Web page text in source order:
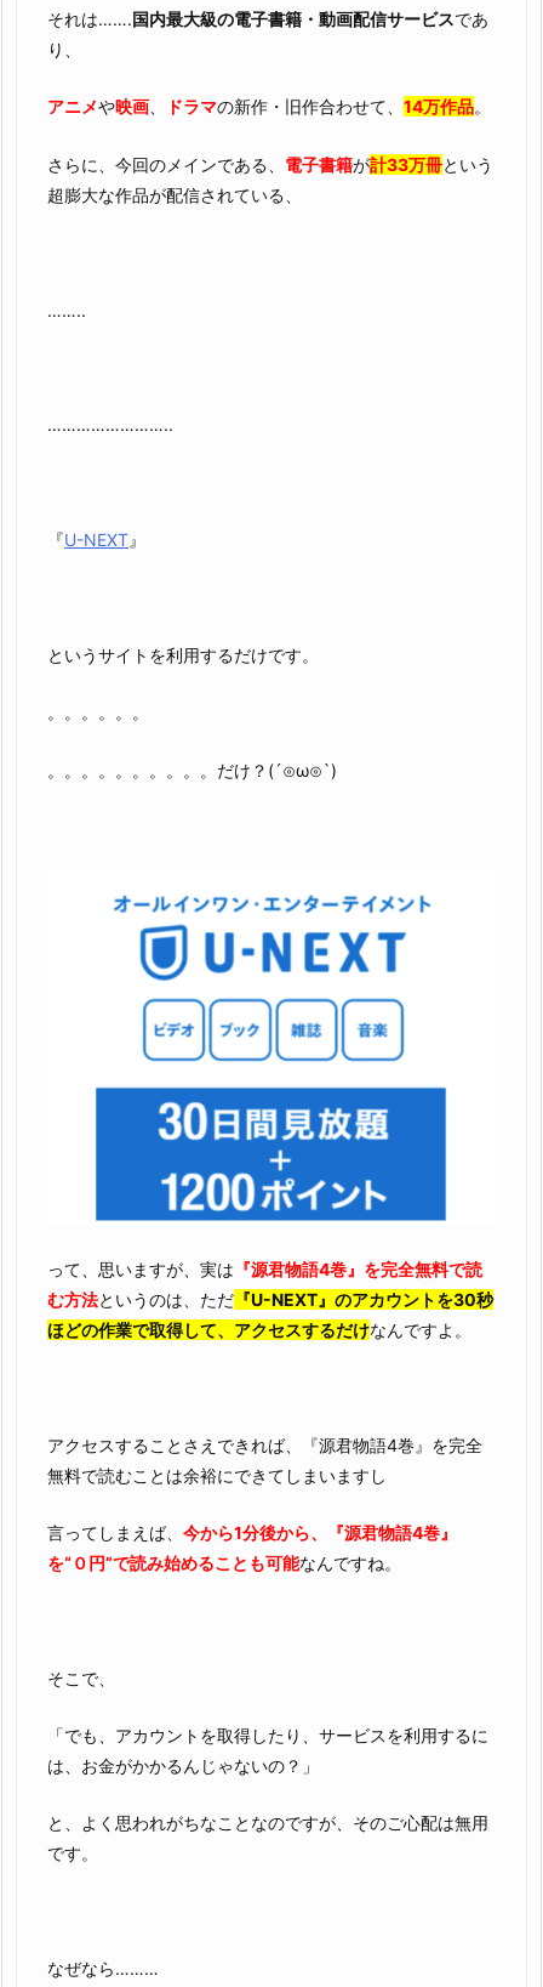
それは…….国内最大級の電子書籍・動画配信サービスであ
り、
アニメや映画、 ドラマの新作・旧作合わせて、 14万作品。
さらに、今回のメインである、 電子書籍が計33万冊という
超膨大な作品が配信されている、
……..
……………………..
『U-NEXT』
というサイトを利用するだけです。
。。。。。。
。。。。。。。。。。だけ？(´⊙ω⊙`)
って、思いますが、実は 『源君物語4巻』を完全無料で読
む方法というのは、ただ 『U-NEXT』のアカウントを30秒
ほどの作業で取得して、アクセスするだけなんですよ。
アクセスすることさえできれば、『源君物語4巻』を完全
無料で読むことは余裕にできてしまいますし
言ってしまえば、 今から1分後から、『源君物語4巻』
を“０円”で読み始めることも可能なんですね。
そこで、
「でも、アカウントを取得したり、サービスを利用するに
は、お金がかかるんじゃないの？」
と、よく思われがちなことなのですが、そのご心配は無用
です。
なぜなら………